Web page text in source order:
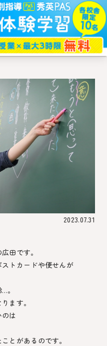
文へ移動
知り、
ェブ・メディア
2023.07.31
田です。
トカードや便せんが
。
ます。
は
とがあるのです。